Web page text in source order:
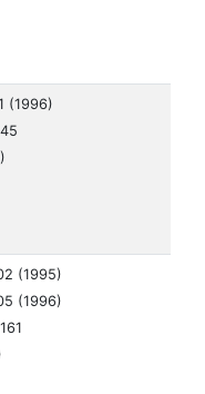
(1996)
(1995)
(1996)